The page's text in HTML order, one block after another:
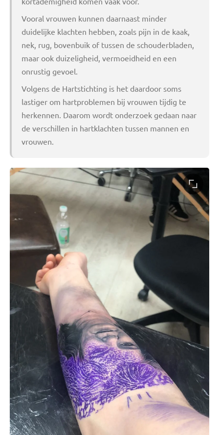
Vooral vrouwen kunnen daarnaast minder
duidelijke klachten hebben, zoals pijn in de kaak,
nek, rug, bovenbuik of tussen de schouderbladen,
maar ook duizeligheid, vermoeidheid en een
onrustig gevoel.
Volgens de Hartstichting is het daardoor soms
lastiger om hartproblemen bij vrouwen tijdig te
herkennen. Daarom wordt onderzoek gedaan naar
de verschillen in hartklachten tussen mannen en
vrouwen.